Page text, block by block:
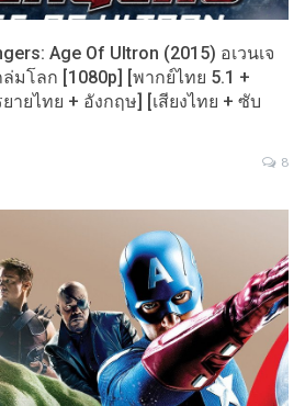
Age Of Ultron (2015) อเวนเจ
มโลก [1080p] [พากย์ไทย 5.1 +
ายไทย + อังกฤษ] [เสียงไทย + ซับ
8